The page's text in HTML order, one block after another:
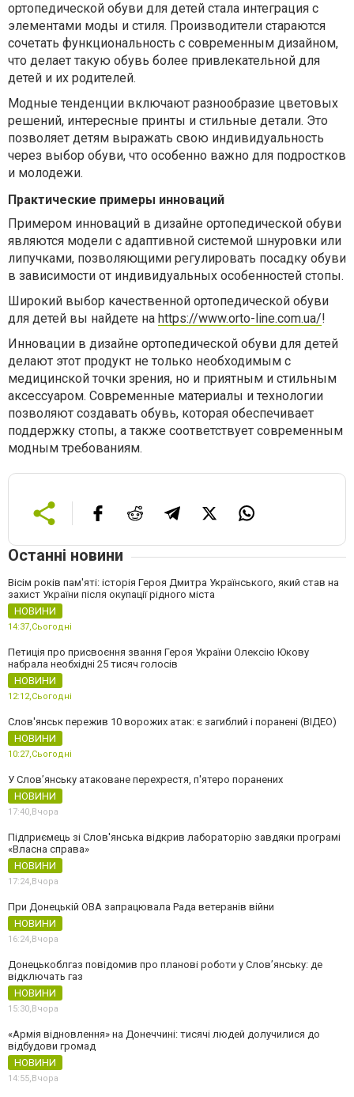
ортопедической обуви для детей стала интеграция с
элементами моды и стиля. Производители стараются
сочетать функциональность с современным дизайном,
что делает такую обувь более привлекательной для
детей и их родителей.
Модные тенденции включают разнообразие цветовых
решений, интересные принты и стильные детали. Это
позволяет детям выражать свою индивидуальность
через выбор обуви, что особенно важно для подростков
и молодежи.
Практические примеры инноваций
Примером инноваций в дизайне ортопедической обуви
являются модели с адаптивной системой шнуровки или
липучками, позволяющими регулировать посадку обуви
в зависимости от индивидуальных особенностей стопы.
Широкий выбор качественной ортопедической обуви
для детей вы найдете на https://www.orto-line.com.ua/!
Инновации в дизайне ортопедической обуви для детей
делают этот продукт не только необходимым с
медицинской точки зрения, но и приятным и стильным
аксессуаром. Современные материалы и технологии
позволяют создавать обувь, которая обеспечивает
поддержку стопы, а также соответствует современным
модным требованиям.
Останні новини
Вісім років пам'яті: історія Героя Дмитра Українського, який став на
захист України після окупації рідного міста
НОВИНИ
14:37,Сьогодні
Петиція про присвоєння звання Героя України Олексію Юкову
набрала необхідні 25 тисяч голосів
НОВИНИ
12:12,Сьогодні
Слов'янськ пережив 10 ворожих атак: є загиблий і поранені (ВІДЕО)
НОВИНИ
10:27,Сьогодні
У Слов’янську атаковане перехрестя, п'ятеро поранених
НОВИНИ
17:40, Вчора
Підприємець зі Слов'янська відкрив лабораторію завдяки програмі
«Власна справа»
НОВИНИ
17:24, Вчора
При Донецькій ОВА запрацювала Рада ветеранів війни
НОВИНИ
16:24, Вчора
Донецькоблгаз повідомив про планові роботи у Слов’янську: де
відключать газ
НОВИНИ
15:30, Вчора
«Армія відновлення» на Донеччині: тисячі людей долучилися до
відбудови громад
НОВИНИ
14:55, Вчора